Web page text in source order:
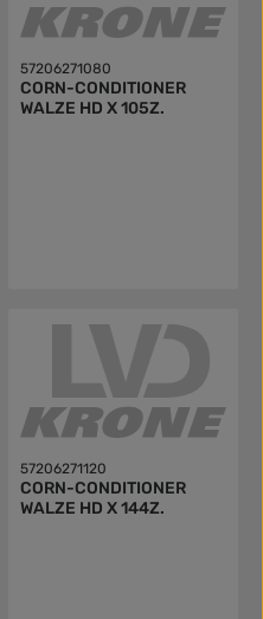
57206271080
CORN-CONDITIONER
WALZE HD X 105Z.
57206271120
CORN-CONDITIONER
WALZE HD X 144Z.